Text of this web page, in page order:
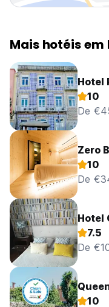
Mais hotéis em
Hotel
10
De
Zero
10
De
Hotel
7.5
De
10